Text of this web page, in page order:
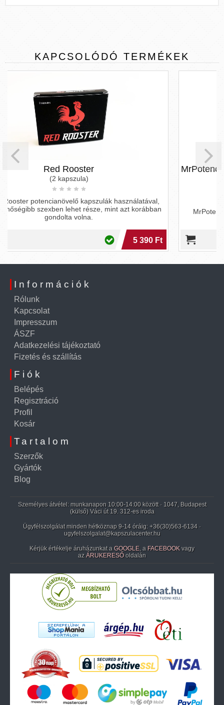
KAPCSOLÓDÓ TERMÉKEK
korábban
MrPotencia Straw Intim Gel - vízbázisú
MrPotencia Straw Intim Gel - vízbázisú síkosító
Információk
Rólunk
Kapcsolat
Impresszum
ÁSZF
Adatkezelési tájékoztató
Fizetés és szállítás
Fiók
Belépés
Regisztráció
Profil
Kosár
Tartalom
Szerzők
Gyártók
Blog
Személyes átvétel: munkanapon 10:00-14:00 között · 1047, Budapest
(külső) Váci út 19. 312-es iroda
Ügyfélszolgálat minden hétköznap 9-14 óráig: +36(30)563-6134 ·
ugyfelszolgalat@kapszulacenter.hu
Kérjük értékelje áruházunkat a GOOGLE, a FACEBOOK vagy
az ÁRUKERESŐ oldalán